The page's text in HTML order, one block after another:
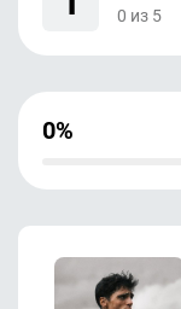
0 из 5
0%